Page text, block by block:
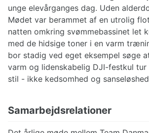
unge elevårganges dag. Uden
Mødet var berammet af en utrolig
natten omkring svømmebassinet let
med de hidsige toner i en varm
bor stadig ved eget eksempel søge
varm og lidenskabelig DJI-festkul
stil - ikke kedsomhed og
Samarbejdsrelationer